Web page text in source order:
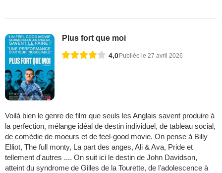
Plus fort que moi
4,0 Publiée le 27 avril 2026
Voilà bien le genre de film que seuls les Anglais savent produire à
la perfection, mélange idéal de destin individuel, de tableau social,
de comédie de moeurs et de feel-good movie. On pense à Billy
Elliot, The full monty, La part des anges, Ali & Ava, Pride et
tellement d'autres .... On suit ici le destin de John Davidson,
atteint du syndrome de Gilles de la Tourette, de l'adolescence à